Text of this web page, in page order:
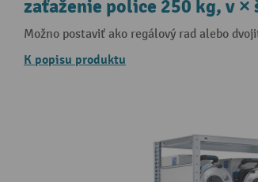
zaťaženie police 250 kg, v ×
Možno postaviť ako regálový rad alebo
K popisu produktu